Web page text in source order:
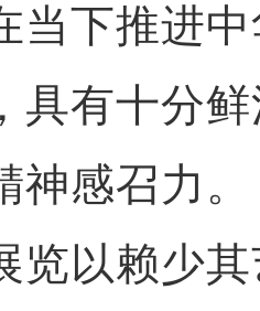
当下推进
具有十分
感召力。
以赖少其